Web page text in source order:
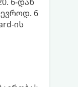
ევროდ. 6
ის